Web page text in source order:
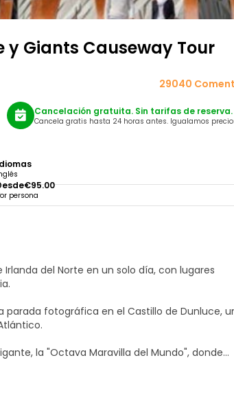
y Giants Causeway Tour
29040
€95.00
persona
Cancelación gratuita. Sin tarifas de reserva.
Cancela gratis hasta 24 horas antes. Igualamos
del Norte en un solo día, con lugares
parada fotográfica en el Castillo de Dunluce,
la "Octava Maravilla del Mundo", donde
hexagonales de basalto y el impresionante